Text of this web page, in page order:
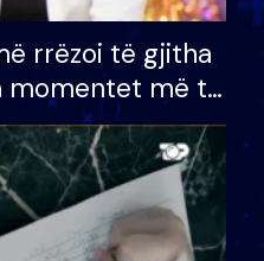
rrëzoi të gjitha
momentet më të
BB VIP: Do më
kur…